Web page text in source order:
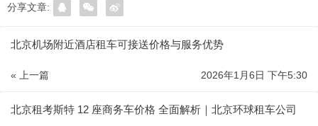
分享文章:
北京机场附近酒店租车可接送价格与服务优势
« 上一篇 2026年1月6日 下午5:30
北京租考斯特 12 座商务车价格 全面解析｜北京环球租车公司